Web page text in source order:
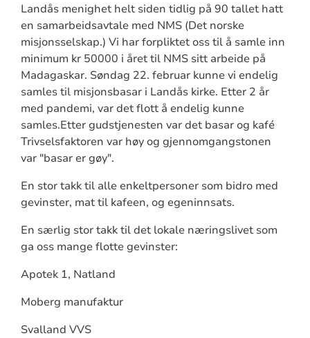
Landås menighet helt siden tidlig på 90 tallet hatt
en samarbeidsavtale med NMS (Det norske
misjonsselskap.) Vi har forpliktet oss til å samle inn
minimum kr 50000 i året til NMS sitt arbeide på
Madagaskar. Søndag 22. februar kunne vi endelig
samles til misjonsbasar i Landås kirke. Etter 2 år
med pandemi, var det flott å endelig kunne
samles.Etter gudstjenesten var det basar og kafé
Trivselsfaktoren var høy og gjennomgangstonen
var "basar er gøy".
En stor takk til alle enkeltpersoner som bidro med
gevinster, mat til kafeen, og egeninnsats.
En særlig stor takk til det lokale næringslivet som
ga oss mange flotte gevinster:
Apotek 1, Natland
Moberg manufaktur
Svalland VVS